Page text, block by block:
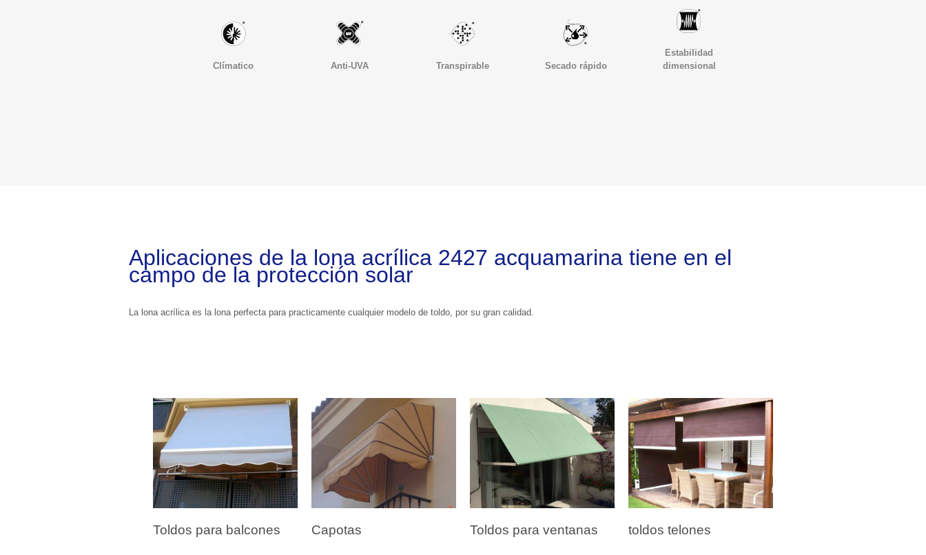
Clímatico Anti-UVA Transpirable Secado rápido
Estabilidad
dimensional
Aplicaciones de la lona acrílica 2427 acquamarina tiene en el
campo de la protección solar
La lona acrílica es la lona perfecta para practicamente cualquier modelo de toldo, por su gran calidad.
Toldos para balcones Capotas Toldos para ventanas toldos telones